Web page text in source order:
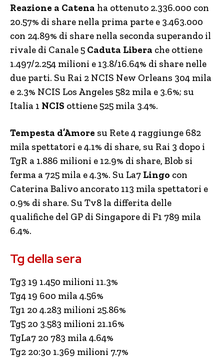
Reazione a Catena ha ottenuto 2.336.000 con
20.57% di share nella prima parte e 3.463.000
con 24.89% di share nella seconda superando il
rivale di Canale 5 Caduta Libera che ottiene
1.497/2.254 milioni e 13.8/16.64% di share nelle
due parti. Su Rai 2 NCIS New Orleans 304 mila
e 2.3% NCIS Los Angeles 582 mila e 3.6%; su
Italia 1 NCIS ottiene 525 mila 3.4%.
Tempesta d’Amore su Rete 4 raggiunge 682
mila spettatori e 4.1% di share, su Rai 3 dopo i
TgR a 1.886 milioni e 12.9% di share, Blob si
ferma a 725 mila e 4.3%. Su La7 Lingo con
Caterina Balivo ancorato 113 mila spettatori e
0.9% di share. Su Tv8 la differita delle
qualifiche del GP di Singapore di F1 789 mila
6.4%.
Tg della sera
Tg3 19 1.450 milioni 11.3%
Tg4 19 600 mila 4.56%
Tg1 20 4.283 milioni 25.86%
Tg5 20 3.583 milioni 21.16%
TgLa7 20 783 mila 4.64%
Tg2 20:30 1.369 milioni 7.7%